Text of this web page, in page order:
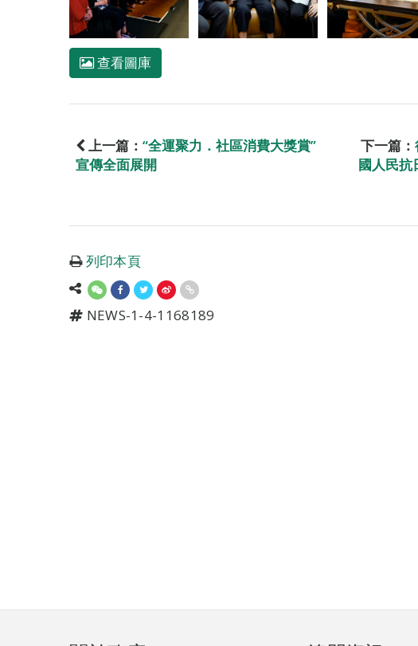
查看圖庫
上一篇： “全運聚力．社區消費大獎賞”
宣傳全面展開
下一篇：
國人民抗
列印本頁
NEWS-1-4-1168189
頁